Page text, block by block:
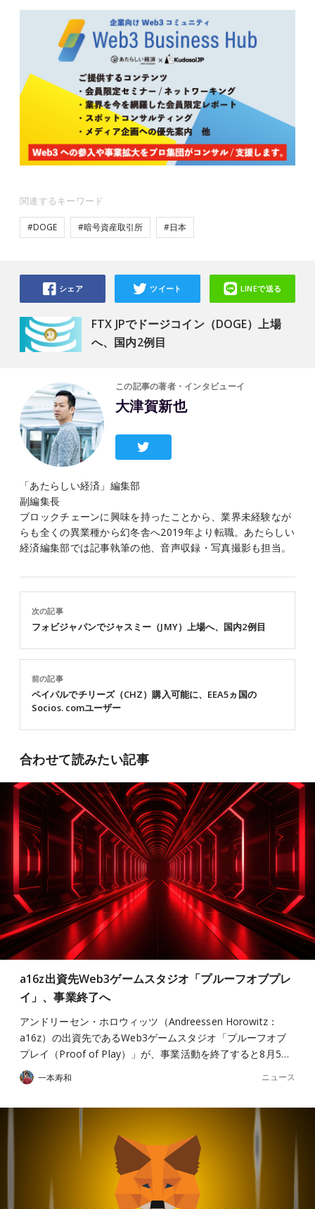
関連するキーワード
#DOGE #暗号資産取引所 #日本
FTX JPでドージコイン（DOGE）上場
へ、国内2例目
シェア ツイート LINEで送る
この記事の著者・インタビューイ
大津賀新也
「あたらしい経済」編集部
副編集長
ブロックチェーンに興味を持ったことから、業界未経験なが
らも全くの異業種から幻冬舎へ2019年より転職。あたらしい
経済編集部では記事執筆の他、音声収録・写真撮影も担当。
前の記事
ペイパルでチリーズ（CHZ）購入可能に、EEA5ヵ国の
Socios. comユーザー
次の記事
フォビジャパンでジャスミー（JMY）上場へ、国内2例目
合わせて読みたい記事
a16z出資先Web3ゲームスタジオ「プルーフオブプレ
イ」、事業終了へ
アンドリーセン・ホロウィッツ（Andreessen Horowitz：
a16z）の出資先であるWeb3ゲームスタジオ「プルーフオブ
プレイ（Proof of Play）」が、事業活動を終了すると8月5…
一本寿和 ニュース